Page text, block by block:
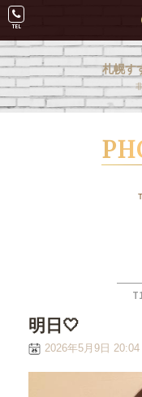
札幌す
明日🤍
2026年5月9日 20:04